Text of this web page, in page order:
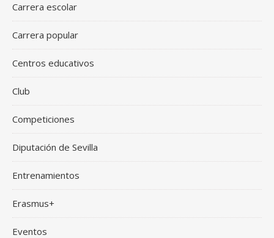
Carrera escolar
Carrera popular
Centros educativos
Club
Competiciones
Diputación de Sevilla
Entrenamientos
Erasmus+
Eventos